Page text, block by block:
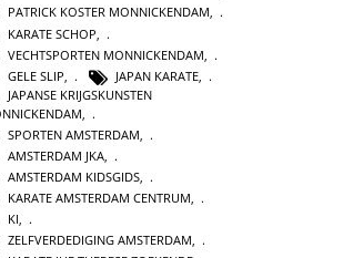
PATRICK KOSTER MONNICKENDAM,
KARATE SCHOP
VECHTSPORTEN MONNICKENDAM
GELE SLIP
JAPAN KARATE,
JAPANSE KRIJGSKUNSTEN
SPORTEN AMSTERDAM
AMSTERDAM JKA
AMSTERDAM KIDSGIDS
KARATE AMSTERDAM CENTRUM
KI,
ZELFVERDEDIGING AMSTERDAM,